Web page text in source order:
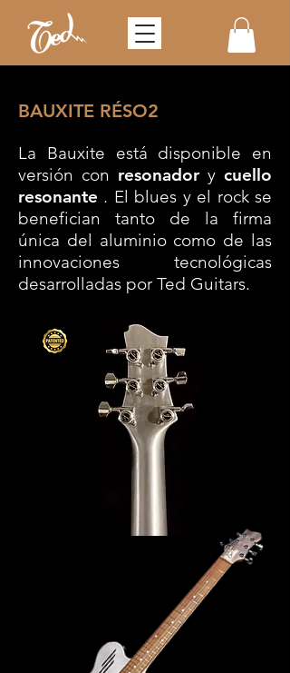
BAUXITE RÉSO2
La Bauxite está disponible en
versión con resonadory cuello
resonante . El blues y el rock se
benefician tanto de la firma
única del aluminio como de las
innovaciones tecnológicas
desarrolladas por Ted Guitars.